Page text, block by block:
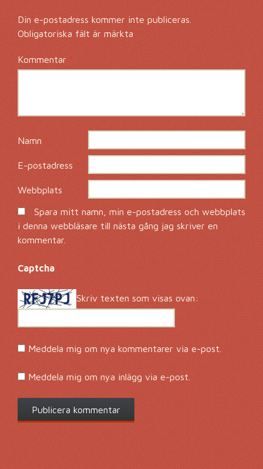
Din e-postadress kommer inte publiceras.
Obligatoriska fält är märkta*
Kommentar *
Namn*
E-postadress*
Webbplats
Spara mitt namn, min e-postadress och webbplats
i denna webbläsare till nästa gång jag skriver en
kommentar.
Captcha *
Skriv texten som visas ovan:
Meddela mig om nya kommentarer via e-post.
Meddela mig om nya inlägg via e-post.